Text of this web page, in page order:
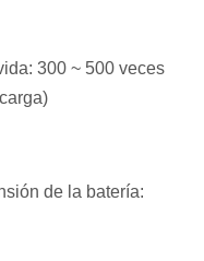
300 ~ 500 veces
de la batería: